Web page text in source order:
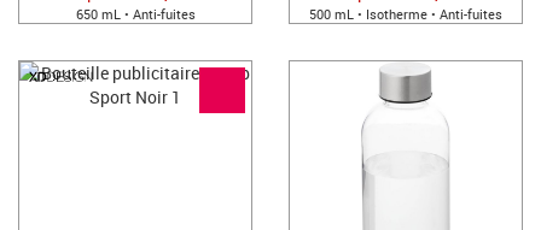
650 mL • Anti-fuites 500 mL • Isotherme • Anti-fuites